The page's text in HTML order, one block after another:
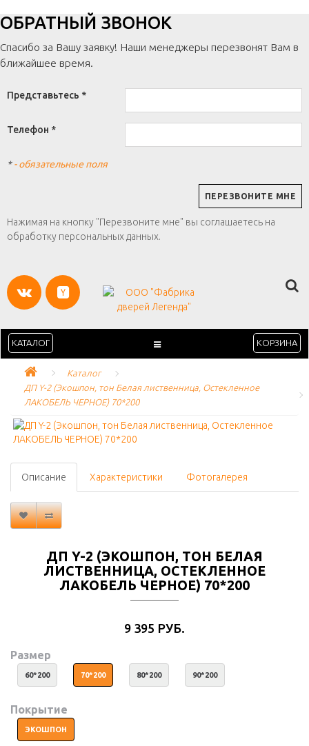
ОБРАТНЫЙ ЗВОНОК
Спасибо за Вашу заявку! Наши менеджеры перезвонят Вам в
ближайшее время.
Представьтесь *
Телефон *
*- обязательные поля
Нажимая на кнопку "Перезвоните мне" вы соглашаетесь на
обработку персональных данных.
КАТАЛОГ КОРЗИНА
Каталог
ДП Y-2 (Экошпон, тон Белая лиственница, Остекленное
ЛАКОБЕЛЬ ЧЕРНОЕ) 70*200
Описание Характеристики Фотогалерея
ДП Y-2 (ЭКОШПОН, ТОН БЕЛАЯ
ЛИСТВЕННИЦА, ОСТЕКЛЕННОЕ
ЛАКОБЕЛЬ ЧЕРНОЕ) 70*200
9 395 РУБ.
Размер
60*200 70*200 80*200 90*200
Покрытие
ЭКОШПОН